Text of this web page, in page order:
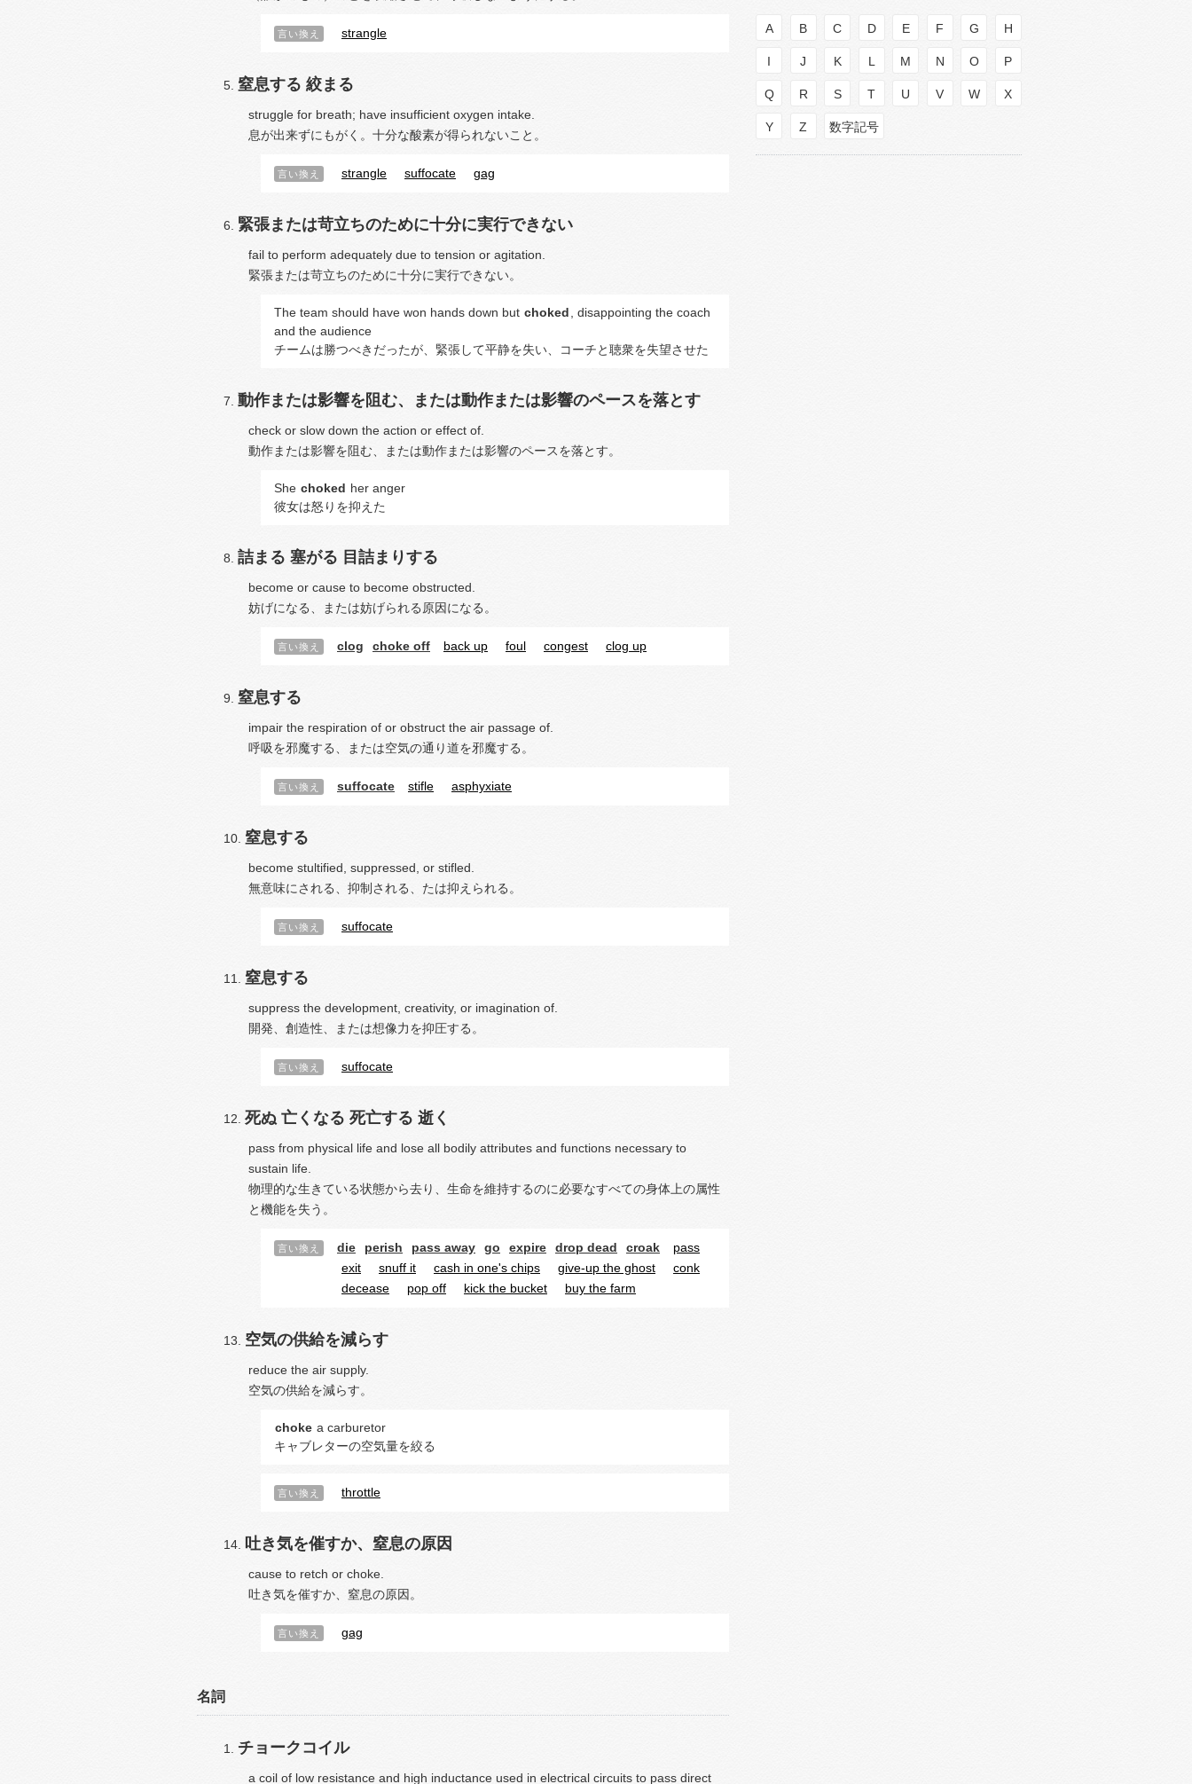
言い換え strangle
窒息する 絞まる
struggle for breath; have insufficient oxygen intake.
息が出来ずにもがく。十分な酸素が得られないこと。
言い換え strangle suffocate gag
緊張または苛立ちのために十分に実行できない
fail to perform adequately due to tension or agitation.
緊張または苛立ちのために十分に実行できない。
The team should have won hands down but choked
, disappointing the coach
and the audience
チームは勝つべきだったが、緊張して平静を失い、コーチと聴衆を失望させた
動作または影響を阻む、または動作または影響のペースを落とす
check or slow down the action or effect of.
動作または影響を阻む、または動作または影響のペースを落とす。
She choked her anger
彼女は怒りを抑えた
詰まる 塞がる 目詰まりする
become or cause to become obstructed.
妨げになる、または妨げられる原因になる。
言い換え clog choke off back up foul congest clog up
窒息する
impair the respiration of or obstruct the air passage of.
呼吸を邪魔する、または空気の通り道を邪魔する。
言い換え suffocate stifle asphyxiate
窒息する
become stultified, suppressed, or stifled.
無意味にされる、抑制される、たは抑えられる。
言い換え suffocate
窒息する
suppress the development, creativity, or imagination of.
開発、創造性、または想像力を抑圧する。
言い換え suffocate
死ぬ 亡くなる 死亡する 逝く
pass from physical life and lose all bodily attributes and functions necessary to
sustain life.
物理的な生きている状態から去り、生命を維持するのに必要なすべての身体上の属性
と機能を失う。
言い換え die perish pass away go expire drop dead croak
pass
exit
snuff it cash in one's chips give-up the ghost
conk
decease
pop off kick the bucket buy the farm
空気の供給を減らす
reduce the air supply.
空気の供給を減らす。
choke a carburetor
キャブレターの空気量を絞る
言い換え throttle
吐き気を催すか、窒息の原因
cause to retch or choke.
吐き気を催すか、窒息の原因。
言い換え gag
名詞
チョークコイル
a coil of low resistance and high inductance used in electrical circuits to pass direct
A B C D E F G H
I J K L M N O P
Q R S T U V W X
Y Z 数字記号